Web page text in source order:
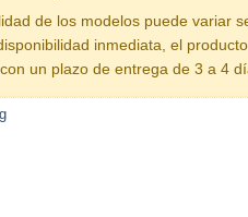
de los modelos puede variar
inmediata, el
un plazo de entrega de 3 a 4